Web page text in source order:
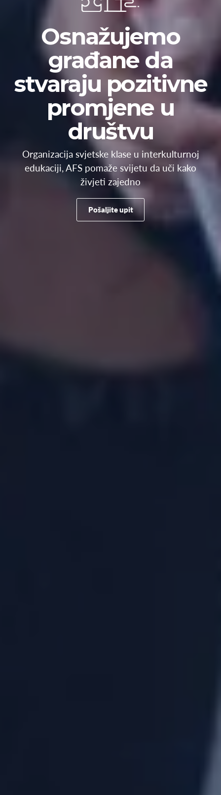
Osnažujemo
građane da
stvaraju pozitivne
promjene u
društvu
Organizacija svjetske klase u interkulturnoj
edukaciji, AFS pomaže svijetu da uči kako
živjeti zajedno
Pošaljite upit